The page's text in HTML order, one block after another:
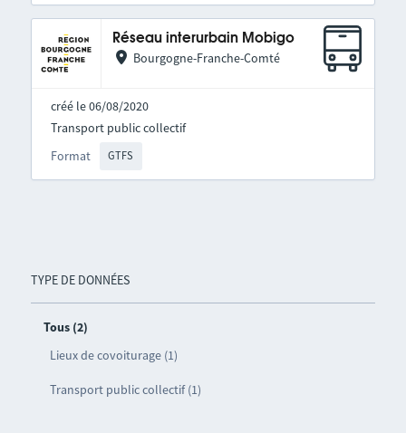
TYPE DE DONNÉES
Tous (2)
Lieux de covoiturage (1)
Transport public collectif (1)
Réseau interurbain Mobigo
Bourgogne-Franche-Comté
créé le 06/08/2020
Format GTFS
Transport public collectif